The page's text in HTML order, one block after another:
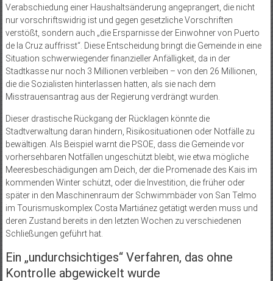
Verabschiedung einer Haushaltsänderung angeprangert, die nicht
nur vorschriftswidrig ist und gegen gesetzliche Vorschriften
verstößt, sondern auch „die Ersparnisse der Einwohner von Puerto
de la Cruz auffrisst“. Diese Entscheidung bringt die Gemeinde in eine
Situation schwerwiegender finanzieller Anfälligkeit, da in der
Stadtkasse nur noch 3 Millionen verbleiben – von den 26 Millionen,
die die Sozialisten hinterlassen hatten, als sie nach dem
Misstrauensantrag aus der Regierung verdrängt wurden.
Dieser drastische Rückgang der Rücklagen könnte die
Stadtverwaltung daran hindern, Risikosituationen oder Notfälle zu
bewältigen. Als Beispiel warnt die PSOE, dass die Gemeinde vor
vorhersehbaren Notfällen ungeschützt bleibt, wie etwa mögliche
Meeresbeschädigungen am Deich, der die Promenade des Kais im
kommenden Winter schützt, oder die Investition, die früher oder
später in den Maschinenraum der Schwimmbäder von San Telmo
im Tourismuskomplex Costa Martiánez getätigt werden muss und
deren Zustand bereits in den letzten Wochen zu verschiedenen
Schließungen geführt hat.
Ein „undurchsichtiges“ Verfahren, das ohne
Kontrolle abgewickelt wurde